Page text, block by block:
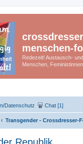
menschen-
Redezeit! Austausch-
Menschen,
Datenschutz Chat [1]
Transgender - Crossdresser-
Republik